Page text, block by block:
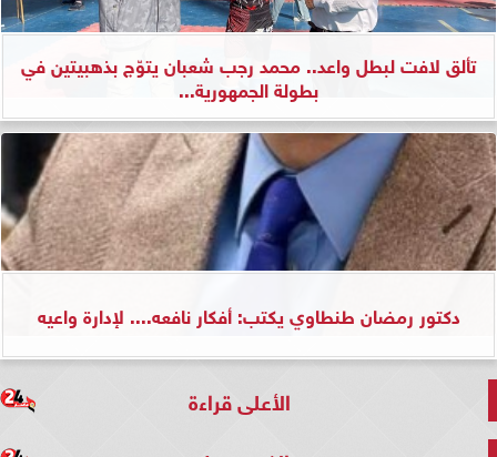
تألق لافت لبطل واعد.. محمد رجب شعبان يتوّج بذهبيتين في
بطولة الجمهورية...
دكتور رمضان طنطاوي يكتب: أفكار نافعه.... لإدارة واعيه
الأعلى قراءة